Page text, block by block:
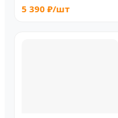
5 390 ₽/шт